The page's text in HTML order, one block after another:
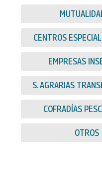
CENTROS
EMPRESAS
S. AGRARIAS
COFRADÍAS
OTROS